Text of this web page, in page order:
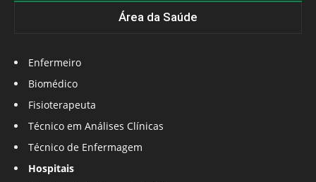
Área da Saúde
Enfermeiro
Biomédico
Fisioterapeuta
Técnico em Análises Clínicas
Técnico de Enfermagem
Hospitais